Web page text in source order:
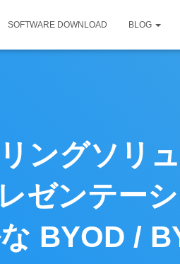
SOFTWARE DOWNLOAD BLOG
ングソリ
ゼンテー
BYOD /